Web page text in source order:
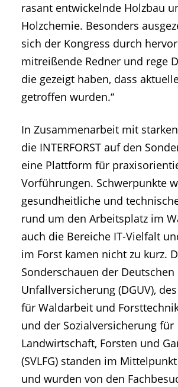
rasant entwickelnde Holzbau
Holzchemie. Besonders
sich der Kongress durch
mitreißende Redner und rege
die gezeigt haben, dass
getroffen wurden.“
In Zusammenarbeit mit
die INTERFORST auf den
eine Plattform für
Vorführungen. Schwerpunkte
gesundheitliche und
rund um den Arbeitsplatz im
auch die Bereiche IT-Vielfalt
im Forst kamen nicht zu kurz.
Sonderschauen der Deutschen
Unfallversicherung (DGUV),
für Waldarbeit und Forsttechnik
und der Sozialversicherung für
Landwirtschaft, Forsten und
(SVLFG) standen im
und wurden von den